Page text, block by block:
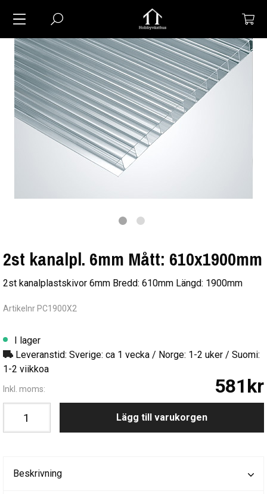
2st kanalpl. 6mm Mått: 610x1900mm
2st kanalplastskivor 6mm Bredd: 610mm Längd: 1900mm
Artikelnr PC1900X2
I lager
Leveranstid: Sverige: ca 1 vecka / Norge: 1-2 uker / Suomi:
1-2 viikkoa
Inkl. moms: 581kr
Lägg till varukorgen
Beskrivning